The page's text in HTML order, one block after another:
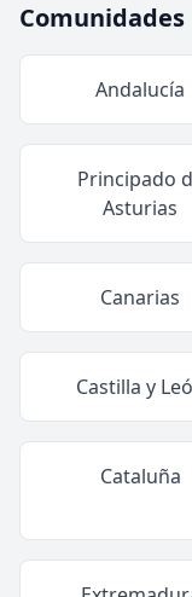
Comunidades
Andalucía
Principado
Asturias
Canarias
Castilla y
Cataluña